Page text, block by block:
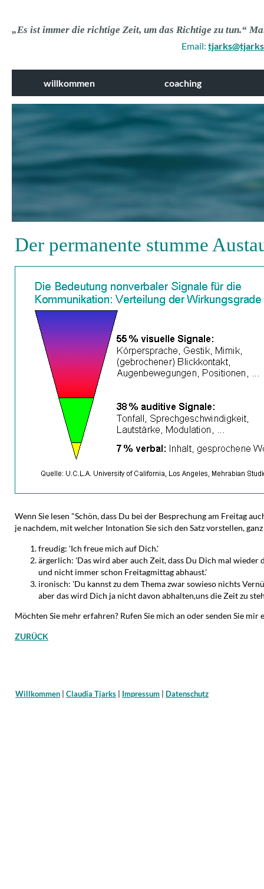
„Es ist immer die richtige Zeit, um das Richtige zu tun.“
Email:
willkommen coaching
Der permanente stumme
Wenn Sie lesen "Schön, dass Du bei der Besprechung am Freitag
je nachdem, mit welcher Intonation Sie sich den Satz vorstellen,
freudig: 'Ich freue mich auf Dich.'
ärgerlich: 'Das wird aber auch Zeit, dass Du Dich mal wieder
und nicht immer schon Freitagmittag abhaust.'
ironisch: 'Du kannst zu dem Thema zwar sowieso nichts
aber das wird Dich ja nicht davon abhalten,uns die Zeit zu
Möchten Sie mehr erfahren? Rufen Sie mich an oder senden Sie mir
ZURÜCK
Willkommen Claudia Tjarks Impressum Datenschutz